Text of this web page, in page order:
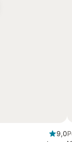
9,0